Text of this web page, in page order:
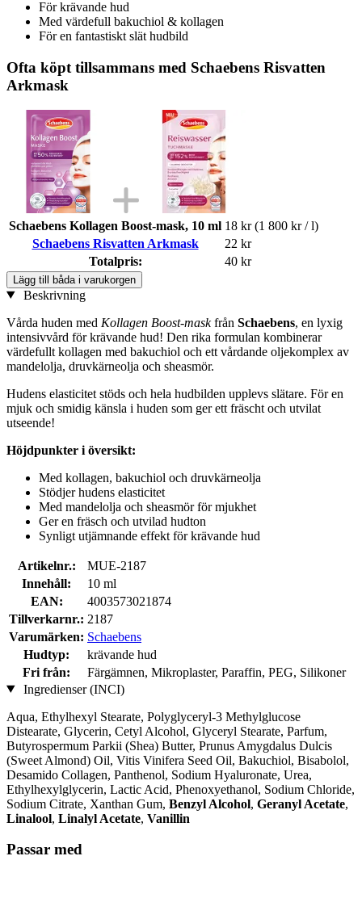
För krävande hud
Med värdefull bakuchiol & kollagen
För en fantastiskt slät hudbild
Ofta köpt tillsammans med Schaebens Risvatten
Arkmask
Schaebens Kollagen Boost-mask, 10 ml 18 kr (1 800 kr / l)
Schaebens Risvatten Arkmask
22 kr
Totalpris:
40 kr
Lägg till båda i varukorgen
Beskrivning
Vårda huden med Kollagen Boost-maskfrån Schaebens, en lyxig
intensivvård för krävande hud! Den rika formulan kombinerar
värdefullt kollagen med bakuchiol och ett vårdande oljekomplex av
mandelolja, druvkärneolja och sheasmör.
Hudens elasticitet stöds och hela hudbilden upplevs slätare. För en
mjuk och smidig känsla i huden som ger ett fräscht och utvilat
utseende!
Höjdpunkter i översikt:
Med kollagen, bakuchiol och druvkärneolja
Stödjer hudens elasticitet
Med mandelolja och sheasmör för mjukhet
Ger en fräsch och utvilad hudton
Synligt utjämnande effekt för krävande hud
Artikelnr.:
MUE-2187
Innehåll:
10 ml
EAN:
4003573021874
Tillverkarnr.: 2187
Varumärken: Schaebens
Hudtyp:
krävande hud
Fri från:
Färgämnen, Mikroplaster, Paraffin, PEG, Silikoner
Ingredienser (INCI)
Aqua, Ethylhexyl Stearate, Polyglyceryl-3 Methylglucose
Distearate, Glycerin, Cetyl Alcohol, Glyceryl Stearate, Parfum,
Butyrospermum Parkii (Shea) Butter, Prunus Amygdalus Dulcis
(Sweet Almond) Oil, Vitis Vinifera Seed Oil, Bakuchiol, Bisabolol,
Desamido Collagen, Panthenol, Sodium Hyaluronate, Urea,
Ethylhexylglycerin, Lactic Acid, Phenoxyethanol, Sodium Chloride,
Sodium Citrate, Xanthan Gum, Benzyl Alcohol, Geranyl Acetate,
Linalool, Linalyl Acetate, Vanillin
Passar med